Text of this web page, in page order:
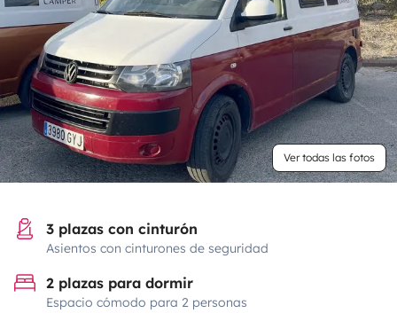
Ver todas las fotos
3 plazas con cinturón
Asientos con cinturones de seguridad
2 plazas para dormir
Espacio cómodo para 2 personas